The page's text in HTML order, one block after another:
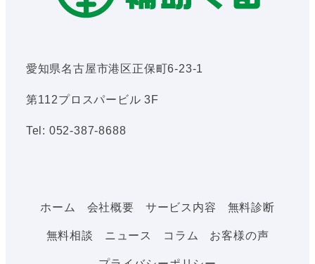
愛知県名古屋市港区正保町6-23-1
第112プロスパービル 3F
Tel: 052-387-8688
ホーム 会社概要 サービス内容 無料診断
無料相談 ニュース コラム お客様の声